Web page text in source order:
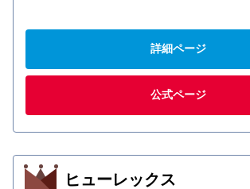
詳細ページ
公式ページ
ヒューレックス